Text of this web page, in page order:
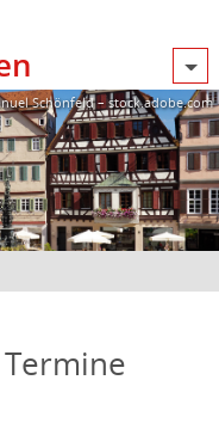
Schönfeld – stock.adobe.com